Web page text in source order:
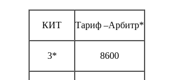
КИТ Тариф –Арбитр*
3* 8600